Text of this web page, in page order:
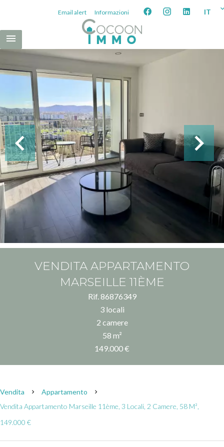
Email alert Informazioni IT
VENDITA APPARTAMENTO
MARSEILLE 11ÈME
Rif. 86876349
3 locali
2 camere
58 m²
149.000 €
Vendita
Appartamento
Vendita Appartamento Marseille 11ème, 3 Locali, 2 Camere, 58 M²,
149.000 €